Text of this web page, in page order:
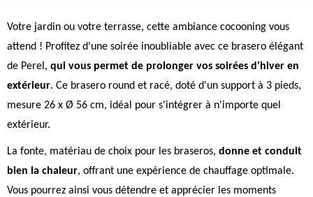
Votre jardin ou votre terrasse, cette ambiance cocooning vous
attend ! Profitez d'une soirée inoubliable avec ce brasero élégant
de Perel, qui vous permet de prolonger vos soirées d'hiver en
extérieur. Ce brasero round et racé, doté d'un support à 3 pieds,
mesure 26 x Ø 56 cm, idéal pour s'intégrer à n'importe quel
extérieur.
La fonte, matériau de choix pour les braseros, donne et conduit
bien la chaleur, offrant une expérience de chauffage optimale.
Vous pourrez ainsi vous détendre et apprécier les moments